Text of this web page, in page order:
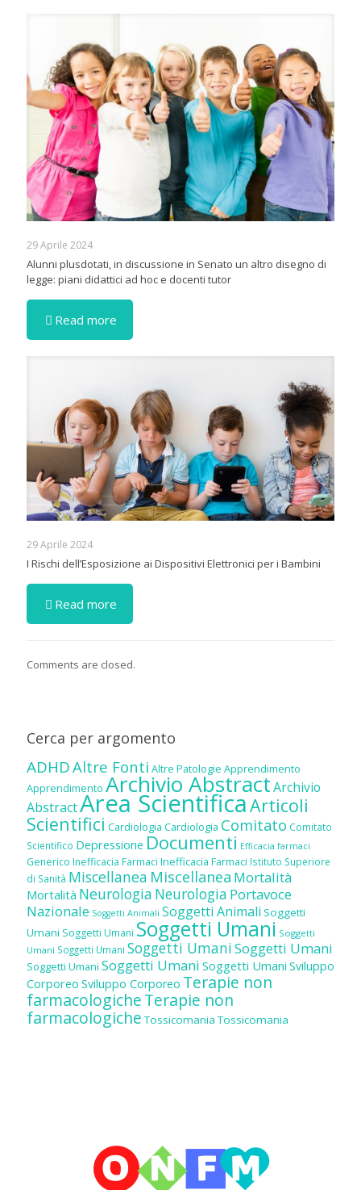
29 Aprile 2024
Alunni plusdotati, in discussione in Senato un altro disegno di
legge: piani didattici ad hoc e docenti tutor
Read more
29 Aprile 2024
I Rischi dell’Esposizione ai Dispositivi Elettronici per i Bambini
Read more
Comments are closed.
Cerca per argomento
ADHDAltre Fonti Altre Patologie Apprendimento
Apprendimento Archivio AbstractArchivio
AbstractArea ScientificaArticoli
Scientifici Cardiologia Cardiologia Comitato Comitato
Scientifico Depressione Documenti Efficacia farmaci
Generico Inefficacia Farmaci Inefficacia Farmaci Istituto Superiore
di Sanità Miscellanea Miscellanea Mortalità
Mortalità Neurologia Neurologia Portavoce
Nazionale Soggetti Animali Soggetti Animali Soggetti
Umani Soggetti Umani Soggetti Umani Soggetti
Umani Soggetti Umani Soggetti UmaniSoggetti Umani
Soggetti Umani Soggetti Umani Soggetti Umani Sviluppo
Corporeo Sviluppo Corporeo Terapie non
farmacologicheTerapie non
farmacologiche Tossicomania Tossicomania